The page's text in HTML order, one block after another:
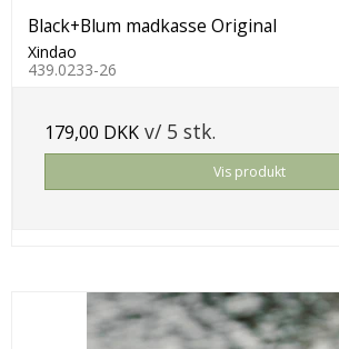
Black+Blum madkasse Original
Xindao
439.0233-26
179,00 DKK v/ 5 stk.
Vis produkt